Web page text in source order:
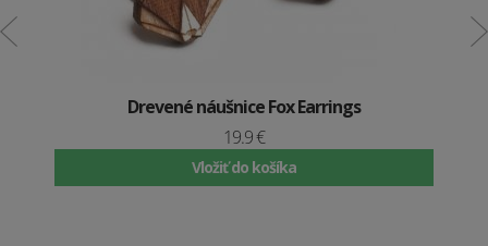
Drevené náušnice Fox Earrings
19.9 €
Vložiť do košíka